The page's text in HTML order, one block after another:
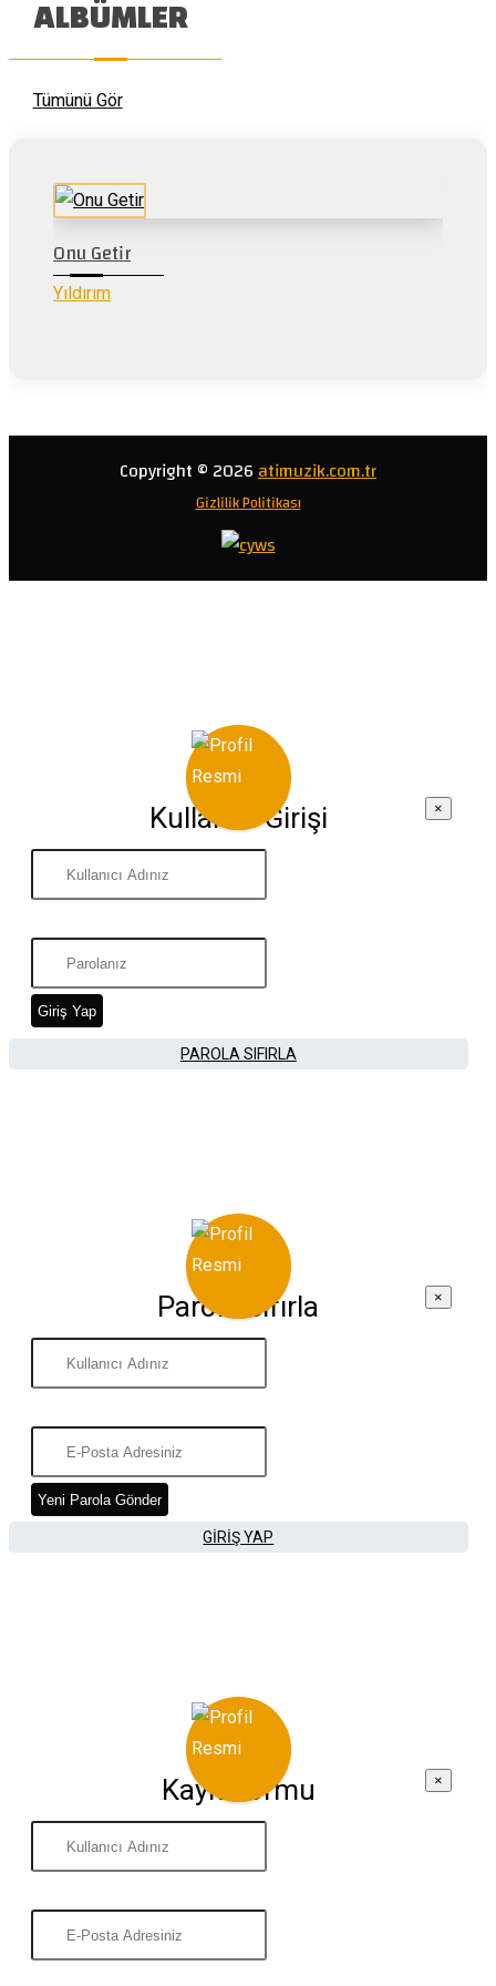
ALBÜMLER
Tümünü Gör
Onu Getir
Yıldırım
Copyright © 2026atimuzik.com.tr
Gizlilik Politikası
Kullanıcı Girişi ×
Giriş Yap
PAROLA SIFIRLA
Parola Sıfırla ×
Yeni Parola Gönder
GIRIŞ YAP
Kayıt Formu ×